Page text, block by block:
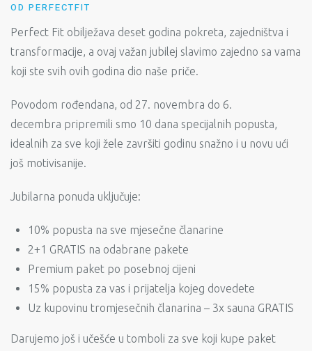
OD PERFECTFIT
Perfect Fit obilježava deset godina pokreta, zajedništva i
transformacije, a ovaj važan jubilej slavimo zajedno sa vama
koji ste svih ovih godina dio naše priče.
Povodom rođendana, od 27. novembra do 6.
decembra pripremili smo 10 dana specijalnih popusta,
idealnih za sve koji žele završiti godinu snažno i u novu ući
još motivisanije.
Jubilarna ponuda uključuje:
10% popusta na sve mjesečne članarine
2+1 GRATIS na odabrane pakete
Premium paket po posebnoj cijeni
15% popusta za vas i prijatelja kojeg dovedete
Uz kupovinu tromjesečnih članarina – 3x sauna GRATIS
Darujemo još i učešće u tomboli za sve koji kupe paket